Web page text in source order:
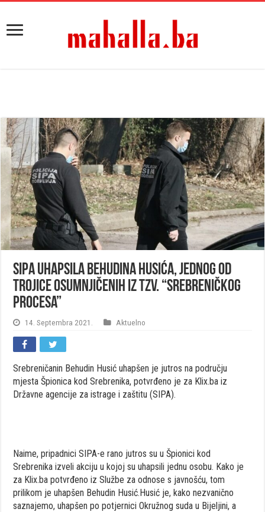
SIPA uhapsila Behudina Husića, jednog od
trojice osumnjičenih iz tzv. “Srebreničkog
procesa”
14. Septembra 2021. Aktuelno
Srebreničanin Behudin Husić uhapšen je jutros na području
mjesta Špionica kod Srebrenika, potvrđeno je za Klix.ba iz
Državne agencije za istrage i zaštitu (SIPA).
Naime, pripadnici SIPA-e rano jutros su u Špionici kod
Srebrenika izveli akciju u kojoj su uhapsili jednu osobu. Kako je
za Klix.ba potvrđeno iz Službe za odnose s javnošću, tom
prilikom je uhapšen Behudin Husić.Husić je, kako nezvanično
saznajemo, uhapšen po potjernici Okružnog suda u Bijeljini, a